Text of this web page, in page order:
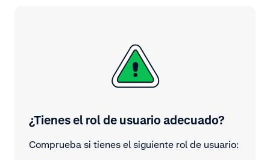
¿Tienes el rol de usuario adecuado?
Comprueba si tienes el siguiente rol de usuario: